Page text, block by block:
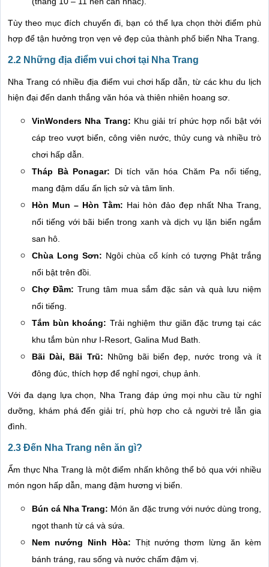
Tùy theo mục đích chuyến đi, bạn có thể lựa chọn thời điểm phù
hợp để tận hưởng trọn vẹn vẻ đẹp của thành phố biển Nha Trang.
2.2 Những địa điểm vui chơi tại Nha Trang
Nha Trang có nhiều địa điểm vui chơi hấp dẫn, từ các khu du lịch
hiện đại đến danh thắng văn hóa và thiên nhiên hoang sơ.
VinWonders Nha Trang: Khu giải trí phức hợp nổi bật với
cáp treo vượt biển, công viên nước, thủy cung và nhiều trò
chơi hấp dẫn.
Tháp Bà Ponagar: Di tích văn hóa Chăm Pa nổi tiếng,
mang đậm dấu ấn lịch sử và tâm linh.
Hòn Mun – Hòn Tằm: Hai hòn đảo đẹp nhất Nha Trang,
nổi tiếng với bãi biển trong xanh và dịch vụ lặn biển ngắm
san hô.
Chùa Long Sơn: Ngôi chùa cổ kính có tượng Phật trắng
nổi bật trên đồi.
Chợ Đầm: Trung tâm mua sắm đặc sản và quà lưu niệm
nổi tiếng.
Tắm bùn khoáng: Trải nghiệm thư giãn đặc trưng tại các
khu tắm bùn như I-Resort, Galina Mud Bath.
Bãi Dài, Bãi Trũ: Những bãi biển đẹp, nước trong và ít
đông đúc, thích hợp để nghỉ ngơi, chụp ảnh.
Với đa dạng lựa chọn, Nha Trang đáp ứng mọi nhu cầu từ nghỉ
dưỡng, khám phá đến giải trí, phù hợp cho cả người trẻ lẫn gia
đình.
2.3 Đến Nha Trang nên ăn gì?
Ẩm thực Nha Trang là một điểm nhấn không thể bỏ qua với nhiều
món ngon hấp dẫn, mang đậm hương vị biển.
Bún cá Nha Trang: Món ăn đặc trưng với nước dùng trong,
ngọt thanh từ cá và sứa.
Nem nướng Ninh Hòa: Thịt nướng thơm lừng ăn kèm
bánh tráng, rau sống và nước chấm đậm vị.